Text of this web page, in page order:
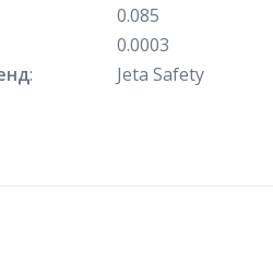
0.085
0.0003
: Jeta Sаfety